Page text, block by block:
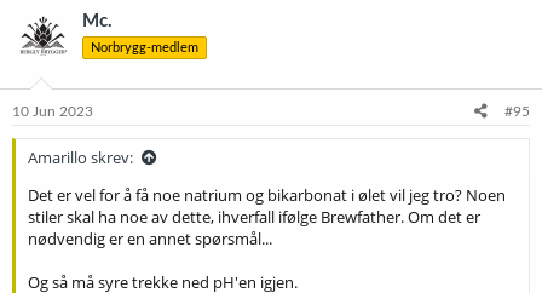
Mc.
Norbrygg-medlem
10 Jun 2023 #95
Amarillo skrev:
Det er vel for å få noe natrium og bikarbonat i ølet vil jeg tro? Noen
stiler skal ha noe av dette, ihverfall ifølge Brewfather. Om det er
nødvendig er en annet spørsmål...
Og så må syre trekke ned pH'en igjen.